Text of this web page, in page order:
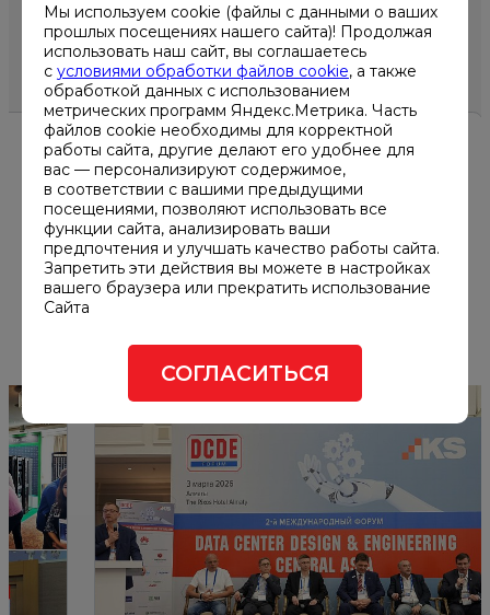
ДРУГИЕ НОВОСТИ
11.03.2026
Форум DCDE Central Asia 2026
Алматы
Мы используем cookie (файлы с данными о ваших
прошлых посещениях нашего сайта)! Продолжая
использовать наш сайт, вы соглашаетесь
с условиями обработки файлов cookie, а также
обработкой данных с использованием
метрических программ Яндекс.Метрика. Часть
файлов cookie необходимы для корректной
работы сайта, другие делают его удобнее для
вас — персонализируют содержимое,
в соответствии с вашими предыдущими
посещениями, позволяют использовать все
функции сайта, анализировать ваши
предпочтения и улучшать качество работы сайта.
Запретить эти действия вы можете в настройках
вашего браузера или прекратить использование
Сайта
СОГЛАСИТЬСЯ